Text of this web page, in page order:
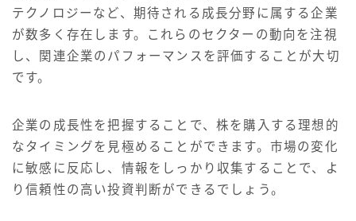
テクノロジーなど、期待される成長分野に属する企業
が数多く存在します。これらのセクターの動向を注視
し、関連企業のパフォーマンスを評価することが大切
です。
企業の成長性を把握することで、株を購入する理想的
なタイミングを見極めることができます。市場の変化
に敏感に反応し、情報をしっかり収集することで、よ
り信頼性の高い投資判断ができるでしょう。